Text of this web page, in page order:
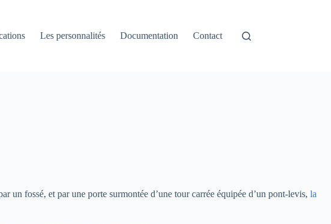
Les personnalités Documentation Contact
un fossé, et par une porte surmontée d’une tour carrée équipée d’un pont-levis, la